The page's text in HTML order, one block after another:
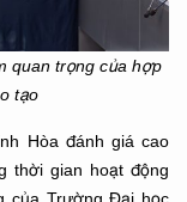
quan trọng của hợp
tạo
Hòa đánh giá cao
thời gian hoạt động